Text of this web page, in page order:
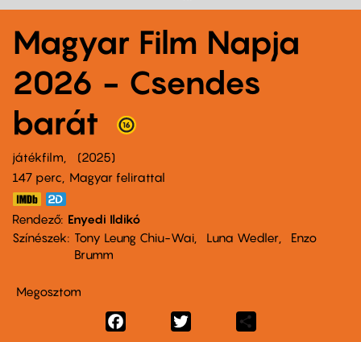
Magyar Film Napja
2026 - Csendes
barát
játékfilm
2025
147 perc,
Magyar felirattal
Rendező Enyedi Ildikó
Színészek
Tony Leung Chiu-Wai Luna Wedler
Enzo
Brumm
Megosztom
Facebook